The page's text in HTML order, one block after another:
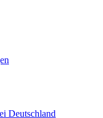
Deutschland